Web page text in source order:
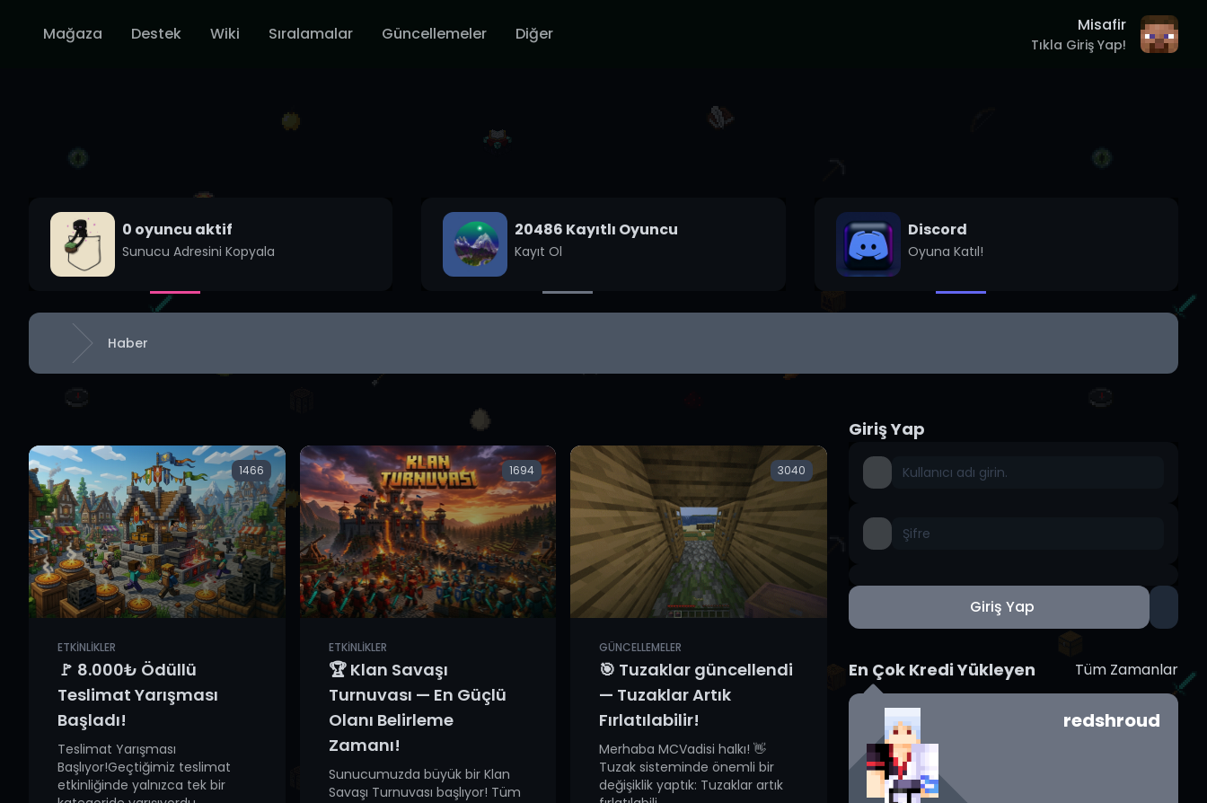
Mağaza Destek Wiki Sıralamalar Güncellemeler Diğer Misafir
Tıkla Giriş Yap!
0 oyuncu aktif
Sunucu Adresini Kopyala
20486 Kayıtlı Oyuncu
Kayıt Ol
Discord
Oyuna Katıl!
AnasayfaHaber
1466
ETKINLIKLER
🚩 8.000₺ Ödüllü
Teslimat Yarışması
Başladı!
Teslimat Yarışması
Başlıyor!Geçtiğimiz teslimat
etkinliğinde yalnızca tek bir
1694
ETKINLIKLER
🏆 Klan Savaşı
Turnuvası — En Güçlü
Olanı Belirleme
Zamanı!
Sunucumuzda büyük bir Klan
Savaşı Turnuvası başlıyor! Tüm
3040
GÜNCELLEMELER
🎯 Tuzaklar güncellendi
— Tuzaklar Artık
Fırlatılabilir!
Merhaba MCVadisi halkı! 👋
Tuzak sisteminde önemli bir
değişiklik yaptık: Tuzaklar artık
Giriş Yap
Giriş Yap
En Çok Kredi Yükleyen Tüm Zamanlar
redshroud